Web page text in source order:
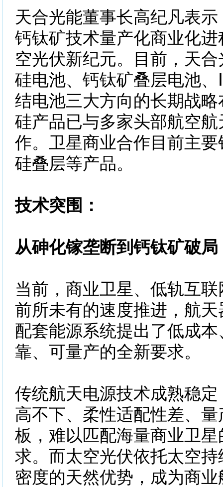
天合光能董事长高纪凡表示
钙钛矿技术量产化商业化
空光伏新纪元。目前，天
硅电池、钙钛矿叠层电池
结电池三大方向的长期战
硅产品已与多家头部航空
作。卫星商业合作目前主
硅叠层等产品。
技术突围：
从砷化镓垄断到钙钛矿破局
当前，商业卫星、低轨互
前所未有的速度推进，航
配套能源系统提出了低成
靠、可量产的全新要求。
传统航天电源技术成熟稳
高不下、柔性适配性差、
板，难以匹配海量商业卫
求。而太空光伏依托太空
密度的天然优势，成为商